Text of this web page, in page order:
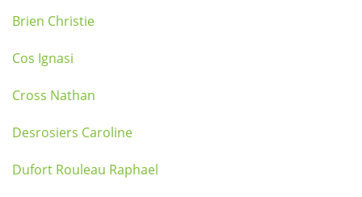
Brien Christie
Cos Ignasi
Cross Nathan
Desrosiers Caroline
Dufort Rouleau Raphael